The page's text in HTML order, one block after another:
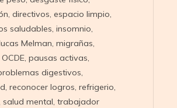
, directivos, espacio limpio,
saludables, insomnio,
Melman, migrañas,
OCDE, pausas activas,
digestivos,
, reconocer logros, refrigerio,
salud mental, trabajador